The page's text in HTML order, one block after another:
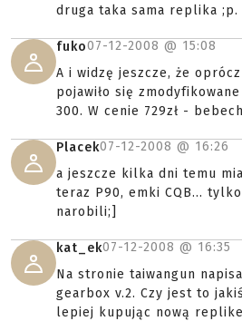
druga taka sama replika ;p.
fuko07-12-2008 @ 15:08
A i widzę jeszcze, że
pojawiło się
300. W cenie 729zł -
Placek07-12-2008 @ 16:26
a jeszcze kilka dni temu
teraz P90, emki CQB...
narobili;]
kat_ek07-12-2008 @ 16:35
Na stronie taiwangun
gearbox v.2. Czy jest to
lepiej kupując nową